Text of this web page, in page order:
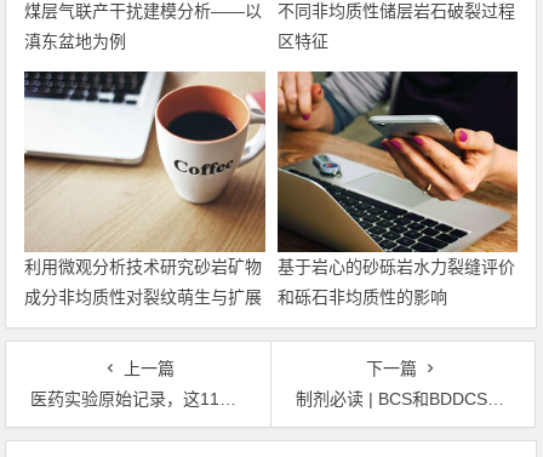
煤层气联产干扰建模分析——以
滇东盆地为例
不同非均质性储层岩石破裂过程
区特征
利用微观分析技术研究砂岩矿物
成分非均质性对裂纹萌生与扩展
的影响
基于岩心的砂砾岩水力裂缝评价
和砾石非均质性的影响
上一篇
医药实验原始记录，这11处最容易出错！
下一篇
制剂必读 | BCS和BDDCS两种生物药剂学分类系统比较及应用